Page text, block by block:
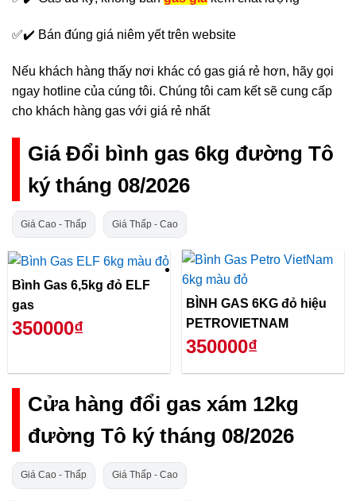
✅✔️ Bán đúng giá niêm yết trên website
Nếu khách hàng thấy nơi khác có gas giá rẻ hơn, hãy gọi
ngay hotline của cúng tôi. Chúng tôi cam kết sẽ cung cấp
cho khách hàng gas với giá rẻ nhất
Giá Đổi bình gas 6kg đường Tô
ký tháng 08/2026
Giá Cao - Thấp Giá Thấp - Cao
Bình Gas 6,5kg đỏ ELF
gas
350000₫
BÌNH GAS 6KG đỏ hiệu
PETROVIETNAM
350000₫
Cửa hàng đổi gas xám 12kg
đường Tô ký tháng 08/2026
Giá Cao - Thấp Giá Thấp - Cao